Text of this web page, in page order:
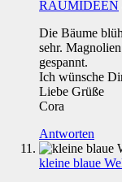
RAUMIDEEN
Die Bäume
sehr.
gespannt.
Ich wünsche
Liebe Grüße
Cora
Antworten
kleine blaue